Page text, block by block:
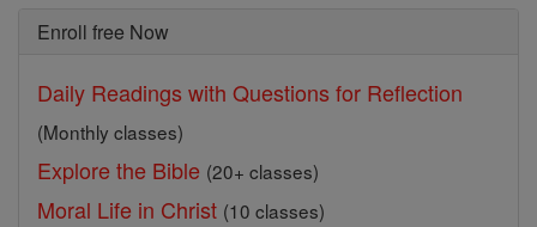
Enroll free Now
Daily Readings with Questions for Reflection
(Monthly classes)
Explore the Bible (20+ classes)
Moral Life in Christ (10 classes)